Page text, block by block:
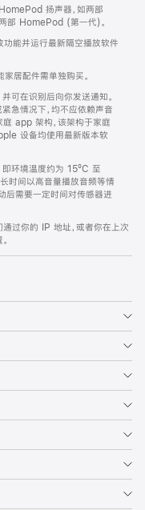
扬声器，如两部
部 HomePod (第一代)。
能并运行最新隔空播放软件
居配件需单独购买。
可在识别后向你发送通知。
急情况下，均不应依赖声音
app 架构，该架构于家庭
设备均使用最新版本软
即环境温度约为 15ºC 至
时间以高音量播放音频等情
后需要一定时间对传感器进
过你的 IP 地址，或者你在上次